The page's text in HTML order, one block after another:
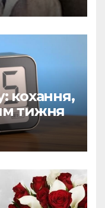
кохання,
тижня